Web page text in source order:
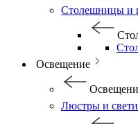
Столешницы и
Освещение
Люстры и